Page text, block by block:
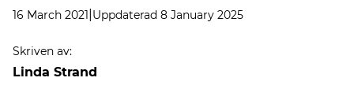
16 March 2021 Uppdaterad 8 January 2025
Skriven av:
Linda Strand